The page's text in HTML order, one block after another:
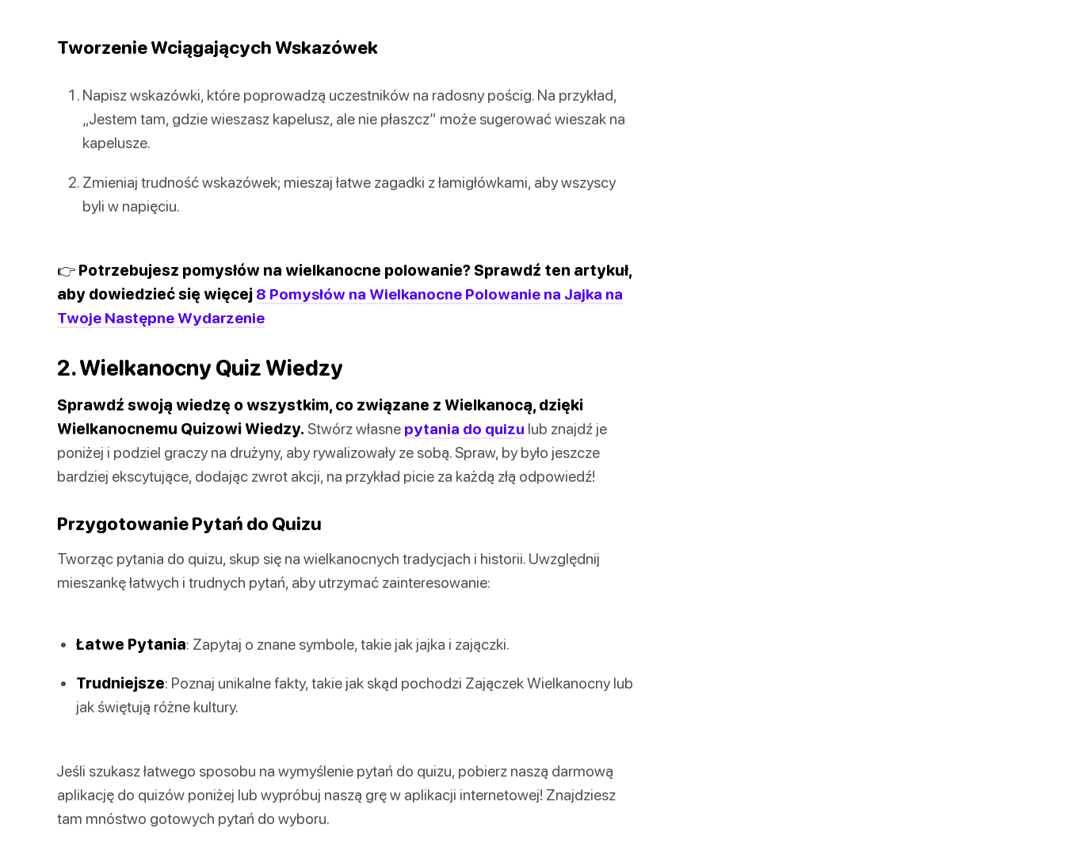
Tworzenie Wciągających Wskazówek
Napisz wskazówki, które poprowadzą uczestników na radosny pościg. Na przykład,
„Jestem tam, gdzie wieszasz kapelusz, ale nie płaszcz” może sugerować wieszak na
kapelusze.
Zmieniaj trudność wskazówek; mieszaj łatwe zagadki z łamigłówkami, aby wszyscy
byli w napięciu.
👉 Potrzebujesz pomysłów na wielkanocne polowanie? Sprawdź ten artykuł,
aby dowiedzieć się więcej 8 Pomysłów na Wielkanocne Polowanie na Jajka na
Twoje Następne Wydarzenie
2. Wielkanocny Quiz Wiedzy
Sprawdź swoją wiedzę o wszystkim, co związane z Wielkanocą, dzięki
Wielkanocnemu Quizowi Wiedzy. Stwórz własne pytania do quizu lub znajdź je
poniżej i podziel graczy na drużyny, aby rywalizowały ze sobą. Spraw, by było jeszcze
bardziej ekscytujące, dodając zwrot akcji, na przykład picie za każdą złą odpowiedź!
Przygotowanie Pytań do Quizu
Tworząc pytania do quizu, skup się na wielkanocnych tradycjach i historii. Uwzględnij
mieszankę łatwych i trudnych pytań, aby utrzymać zainteresowanie:
Łatwe Pytania: Zapytaj o znane symbole, takie jak jajka i zajączki.
Trudniejsze: Poznaj unikalne fakty, takie jak skąd pochodzi Zajączek Wielkanocny lub
jak świętują różne kultury.
Jeśli szukasz łatwego sposobu na wymyślenie pytań do quizu, pobierz naszą darmową
aplikację do quizów poniżej lub wypróbuj naszą grę w aplikacji internetowej! Znajdziesz
tam mnóstwo gotowych pytań do wyboru.